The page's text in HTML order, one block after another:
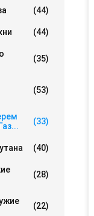
(44)
(44)
(35)
(53)
(33)
(40)
(28)
(22)